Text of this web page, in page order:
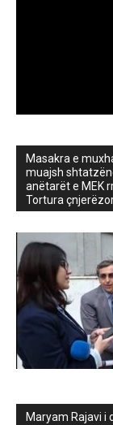
Masakra e
muajsh
anëtarët e MEK
Tortura
Maryam Rajavi